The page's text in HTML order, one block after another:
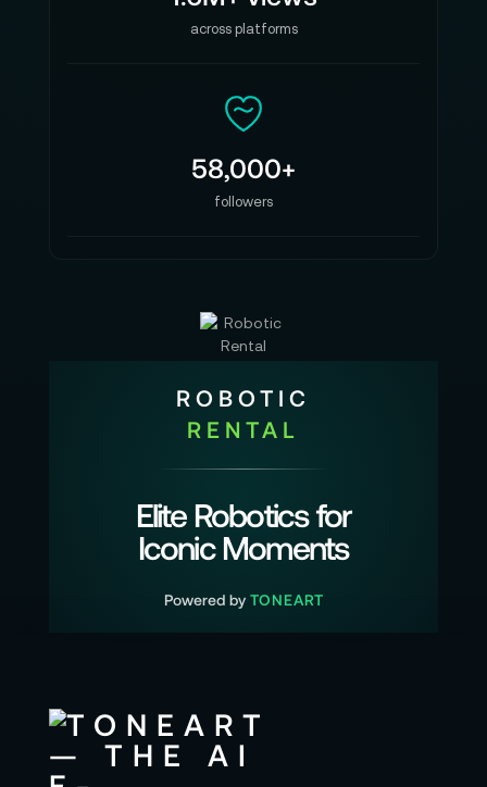
across platforms
58,000+
followers
ROBOTIC
RENTAL
Elite Robotics for
Iconic Moments
Powered by TONEART